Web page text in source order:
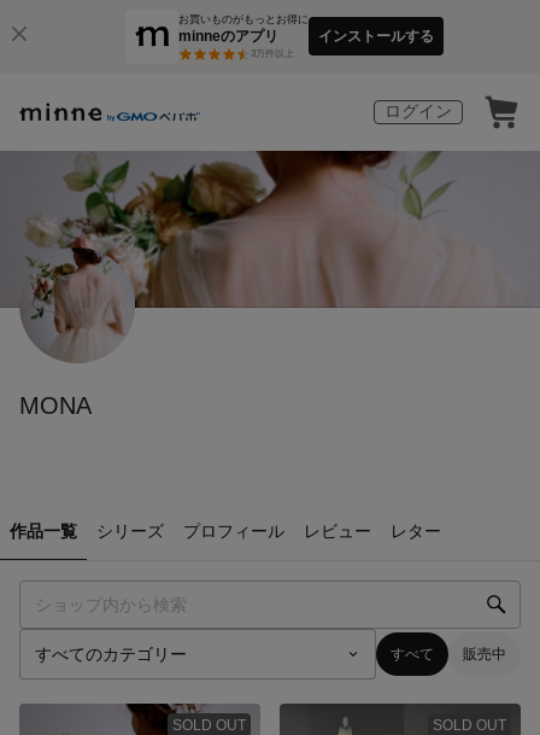
お買いものがもっとお得に
minneのアプリ
3万件以上
インストールする
ログイン
MONA
作品一覧 シリーズ プロフィール レビュー レター
すべて 販売中
SOLD OUT SOLD OUT